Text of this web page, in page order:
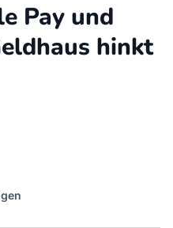
Pay und
hinkt